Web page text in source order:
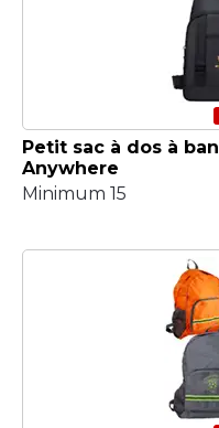
Petit sac à dos à
Anywhere
Minimum 15